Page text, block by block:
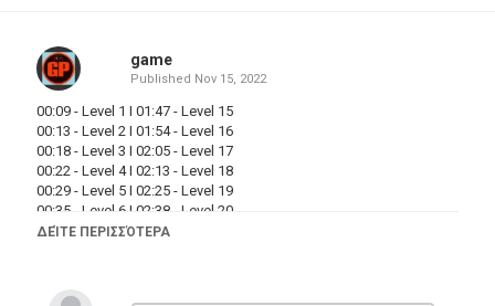
game
Published Nov 15, 2022
00:09 - Level 1 I 01:47 - Level 15
00:13 - Level 2 I 01:54 - Level 16
00:18 - Level 3 I 02:05 - Level 17
00:22 - Level 4 I 02:13 - Level 18
00:29 - Level 5 I 02:25 - Level 19
00:35 - Level 6 I 02:38 - Level 20
00:45 - Level 7 I 02:50 - Level 21
01:03 - Level 10 I 03:30 - Level 24
ΔΕΊΤΕ ΠΕΡΙΣΣΌΤΕΡΑ